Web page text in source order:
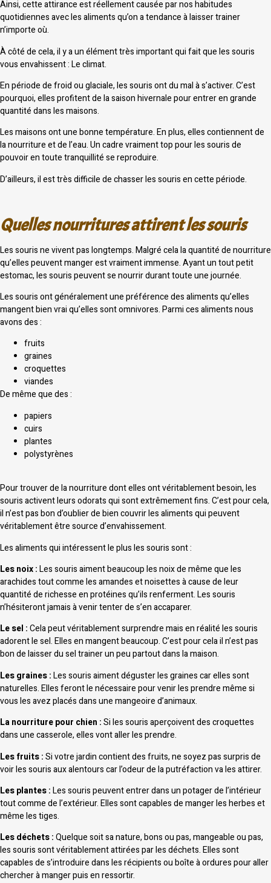
Ainsi, cette attirance est réellement causée par nos habitudes
quotidiennes avec les aliments qu’on a tendance à laisser trainer
n’importe où.
À côté de cela, il y a un élément très important qui fait que les souris
vous envahissent : Le climat.
En période de froid ou glaciale, les souris ont du mal à s’activer. C’est
pourquoi, elles profitent de la saison hivernale pour entrer en grande
quantité dans les maisons.
Les maisons ont une bonne température. En plus, elles contiennent de
la nourriture et de l’eau. Un cadre vraiment top pour les souris de
pouvoir en toute tranquillité se reproduire.
D’ailleurs, il est très difficile de chasser les souris en cette période.
Quelles nourritures attirent les souris
Les souris ne vivent pas longtemps. Malgré cela la quantité de nourriture
qu’elles peuvent manger est vraiment immense. Ayant un tout petit
estomac, les souris peuvent se nourrir durant toute une journée.
Les souris ont généralement une préférence des aliments qu’elles
mangent bien vrai qu’elles sont omnivores. Parmi ces aliments nous
avons des :
fruits
graines
croquettes
viandes
De même que des :
papiers
cuirs
plantes
polystyrènes
Pour trouver de la nourriture dont elles ont véritablement besoin, les
souris activent leurs odorats qui sont extrêmement fins. C’est pour cela,
il n’est pas bon d’oublier de bien couvrir les aliments qui peuvent
véritablement être source d’envahissement.
Les aliments qui intéressent le plus les souris sont :
Les noix :Les souris aiment beaucoup les noix de même que les
arachides tout comme les amandes et noisettes à cause de leur
quantité de richesse en protéines qu’ils renferment. Les souris
n’hésiteront jamais à venir tenter de s’en accaparer.
Le sel :Cela peut véritablement surprendre mais en réalité les souris
adorent le sel. Elles en mangent beaucoup. C’est pour cela il n’est pas
bon de laisser du sel trainer un peu partout dans la maison.
Les graines :Les souris aiment déguster les graines car elles sont
naturelles. Elles feront le nécessaire pour venir les prendre même si
vous les avez placés dans une mangeoire d’animaux.
La nourriture pour chien :Si les souris aperçoivent des croquettes
dans une casserole, elles vont aller les prendre.
Les fruits :Si votre jardin contient des fruits, ne soyez pas surpris de
voir les souris aux alentours car l’odeur de la putréfaction va les attirer.
Les plantes :Les souris peuvent entrer dans un potager de l’intérieur
tout comme de l’extérieur. Elles sont capables de manger les herbes et
même les tiges.
Les déchets :Quelque soit sa nature, bons ou pas, mangeable ou pas,
les souris sont véritablement attirées par les déchets. Elles sont
capables de s’introduire dans les récipients ou boîte à ordures pour aller
chercher à manger puis en ressortir.